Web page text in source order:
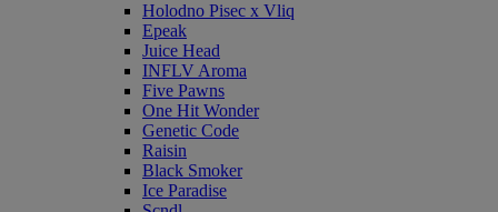
Holodno Pisec x Vliq
Epeak
Juice Head
INFLV Aroma
Five Pawns
One Hit Wonder
Genetic Code
Raisin
Black Smoker
Ice Paradise